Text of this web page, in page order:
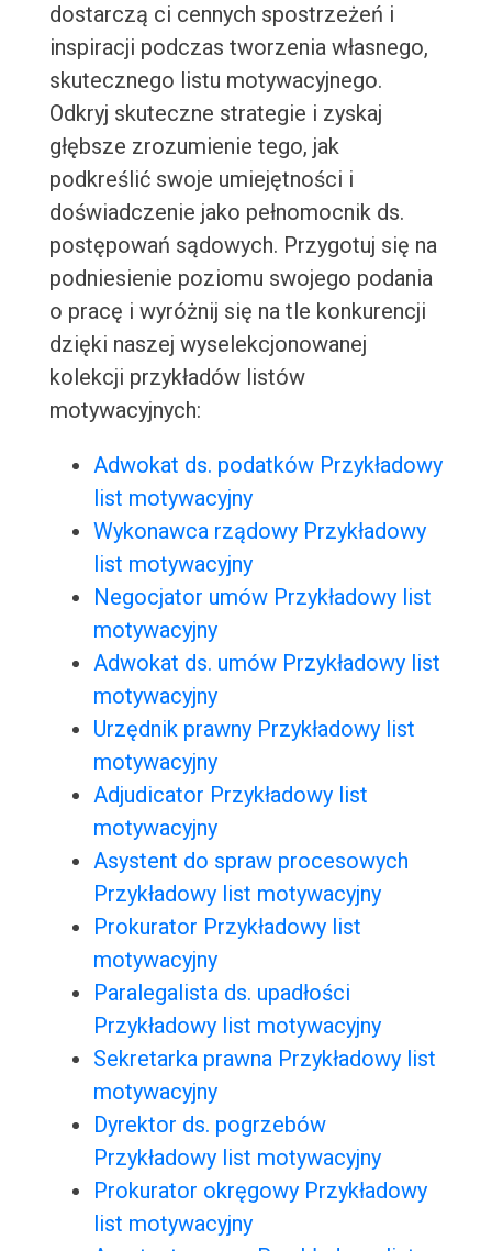
dostarczą ci cennych spostrzeżeń i
inspiracji podczas tworzenia własnego,
skutecznego listu motywacyjnego.
Odkryj skuteczne strategie i zyskaj
głębsze zrozumienie tego, jak
podkreślić swoje umiejętności i
doświadczenie jako pełnomocnik ds.
postępowań sądowych. Przygotuj się na
podniesienie poziomu swojego podania
o pracę i wyróżnij się na tle konkurencji
dzięki naszej wyselekcjonowanej
kolekcji przykładów listów
motywacyjnych:
Adwokat ds. podatków Przykładowy
list motywacyjny
Wykonawca rządowy Przykładowy
list motywacyjny
Negocjator umów Przykładowy list
motywacyjny
Adwokat ds. umów Przykładowy list
motywacyjny
Urzędnik prawny Przykładowy list
motywacyjny
Adjudicator Przykładowy list
motywacyjny
Asystent do spraw procesowych
Przykładowy list motywacyjny
Prokurator Przykładowy list
motywacyjny
Paralegalista ds. upadłości
Przykładowy list motywacyjny
Sekretarka prawna Przykładowy list
motywacyjny
Dyrektor ds. pogrzebów
Przykładowy list motywacyjny
Prokurator okręgowy Przykładowy
list motywacyjny